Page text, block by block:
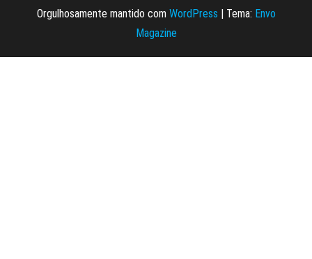
Orgulhosamente mantido com WordPress | Tema: Envo
Magazine